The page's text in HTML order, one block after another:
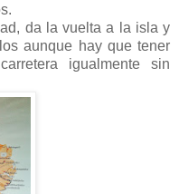
da la vuelta a la isla y
aunque hay que tener
igualmente sin